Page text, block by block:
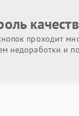
проходит
недоработки и